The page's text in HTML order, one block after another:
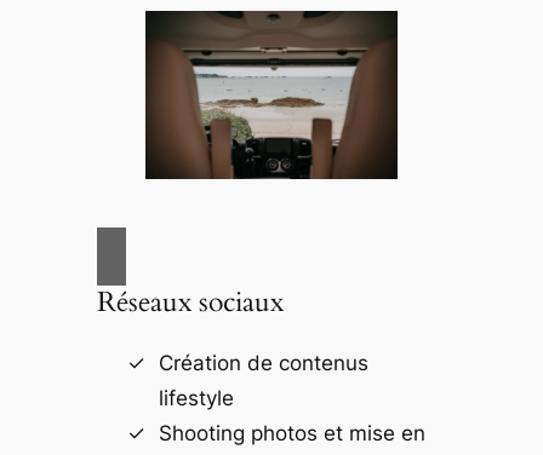
Réseaux sociaux
Création de contenus
lifestyle
Shooting photos et mise en